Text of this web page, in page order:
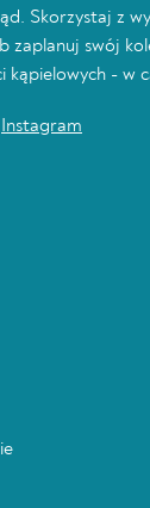
Skorzystaj z
zaplanuj swój
kąpielowych - w
Instagram